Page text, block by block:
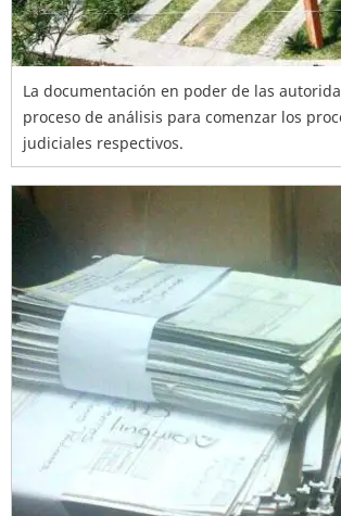
La documentación en poder de las
proceso de análisis para comenzar los
judiciales respectivos.